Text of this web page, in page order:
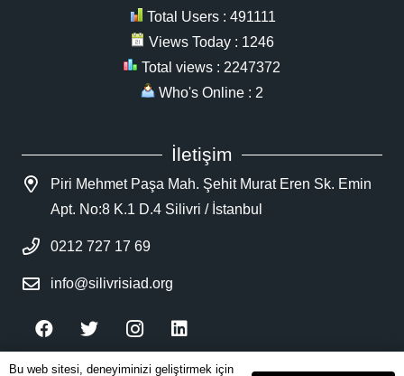
Total Users : 491111
Views Today : 1246
Total views : 2247372
Who's Online : 2
İletişim
Piri Mehmet Paşa Mah. Şehit Murat Eren Sk. Emin
Apt. No:8 K.1 D.4 Silivri / İstanbul
0212 727 17 69
info@silivrisiad.org
Bu web sitesi, deneyiminizi geliştirmek için